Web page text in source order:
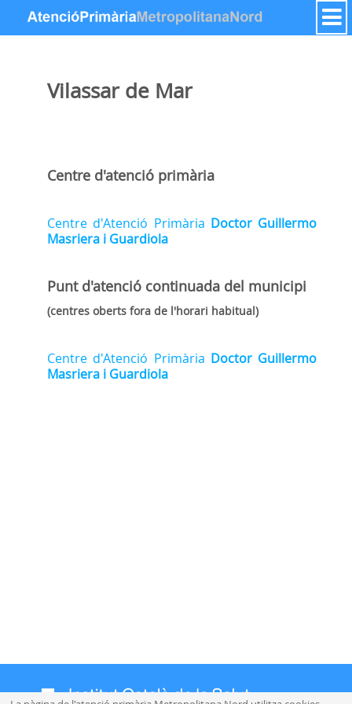
Pular para o conteúdo
Vilassar de Mar
Centre d'atenció primària
Centre d'Atenció Primària Doctor Guillermo
Masriera i Guardiola
Punt d'atenció continuada del municipi
(centres oberts fora de l'horari habitual)
Centre d'Atenció Primària Doctor Guillermo
Masriera i Guardiola